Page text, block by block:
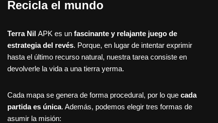
Recicla el mundo
Terra Nil APK es un fascinante y relajante juego de
estrategia del revés. Porque, en lugar de intentar exprimir
hasta el último recurso natural, nuestra tarea consiste en
devolverle la vida a una tierra yerma.
Cada mapa se genera de forma procedural, por lo que cada
partida es única. Además, podemos elegir tres formas de
asumir la misión: